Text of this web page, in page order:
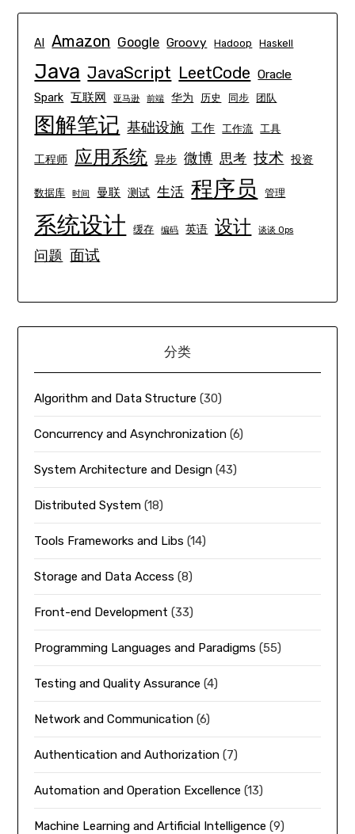
AI Amazon Google Groovy Hadoop Haskell
Java JavaScript LeetCode Oracle
Spark 互联网 亚马逊 前端 华为 历史 同步 团队
图解笔记 基础设施 工作 工作流 工具
工程师 应用系统 异步 微博 思考 技术 投资
数据库 时间 曼联 测试 生活 程序员 管理
系统设计 缓存 编码 英语 设计 谈谈 Ops
问题 面试
分类
Algorithm and Data Structure (30)
Concurrency and Asynchronization (6)
System Architecture and Design (43)
Distributed System (18)
Tools Frameworks and Libs (14)
Storage and Data Access (8)
Front-end Development (33)
Programming Languages and Paradigms (55)
Testing and Quality Assurance (4)
Network and Communication (6)
Authentication and Authorization (7)
Automation and Operation Excellence (13)
Machine Learning and Artificial Intelligence (9)